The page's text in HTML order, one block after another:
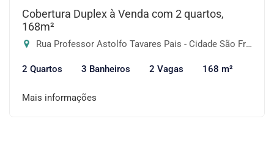
Cobertura Duplex à Venda com 2 quartos,
168m²
Rua Professor Astolfo Tavares Pais - Cidade São Francisco, São Paulo-SP
2 Quartos 3 Banheiros 2 Vagas 168 m²
Mais informações